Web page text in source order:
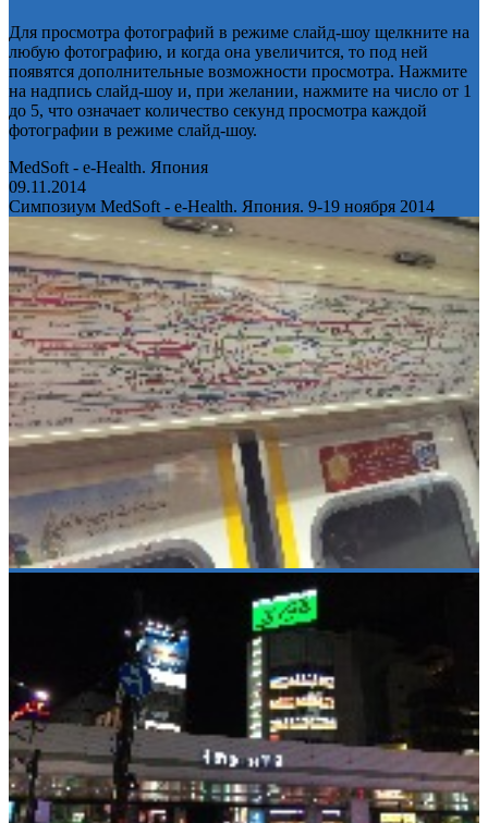
Для просмотра фотографий в режиме слайд-шоу щелкните на
любую фотографию, и когда она увеличится, то под ней
появятся дополнительные возможности просмотра. Нажмите
на надпись слайд-шоу и, при желании, нажмите на число от 1
до 5, что означает количество секунд просмотра каждой
фотографии в режиме слайд-шоу.
MedSoft - e-Health. Япония
09.11.2014
Симпозиум MedSoft - e-Health. Япония. 9-19 ноября 2014